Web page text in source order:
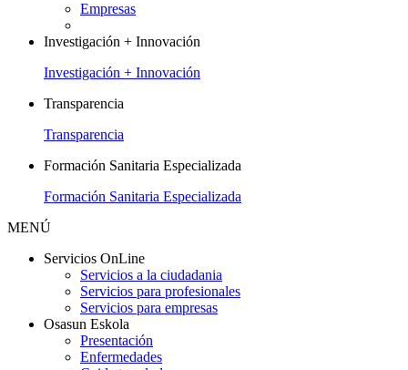
Empresas
Investigación + Innovación
Investigación + Innovación
Transparencia
Transparencia
Formación Sanitaria Especializada
Formación Sanitaria Especializada
MENÚ
Servicios OnLine
Servicios a la ciudadania
Servicios para profesionales
Servicios para empresas
Osasun Eskola
Presentación
Enfermedades